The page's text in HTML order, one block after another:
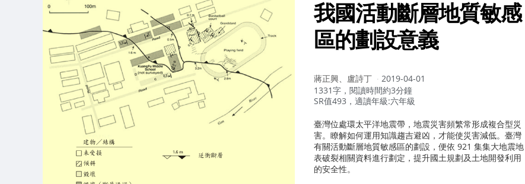
我國活動斷層地質敏感
區的劃設意義
作
者：
蔣正興、盧詩丁
2019-04-01
1331字，閱讀時間約3分鐘
SR值493，適讀年級:六年級
臺灣位處環太平洋地震帶，地震災害頻繁常形成複合型災
害。瞭解如何運用知識趨吉避凶，才能使災害減低。臺灣
有關活動斷層地質敏感區的劃設，便依 921 集集大地震地
表破裂相關資料進行劃定，提升國土規劃及土地開發利用
的安全性。